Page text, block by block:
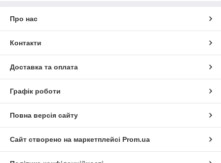
Про нас
Контакти
Доставка та оплата
Графік роботи
Повна версія сайту
Сайт створено на маркетплейсі Prom.ua